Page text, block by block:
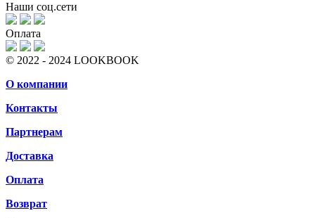
Наши соц.сети
Оплата
© 2022 - 2024 LOOKBOOK
О компании
Контакты
Партнерам
Доставка
Оплата
Возврат